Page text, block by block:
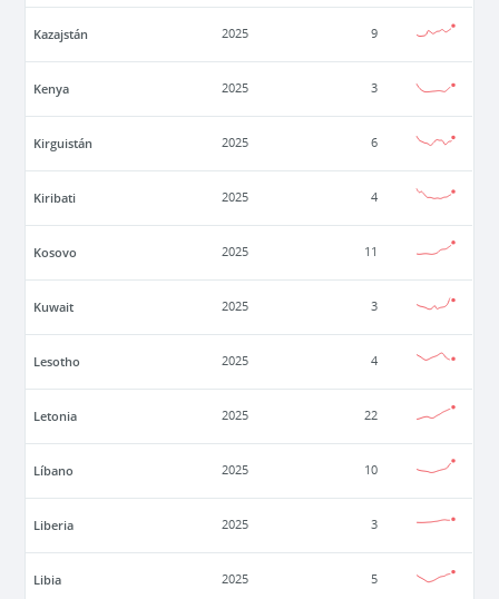
Kazajstán 2025 9
Kenya 2025 3
Kirguistán 2025 6
Kiribati 2025 4
Kosovo 2025 11
Kuwait 2025 3
Lesotho 2025 4
Letonia 2025 22
Líbano 2025 10
Liberia 2025 3
Libia 2025 5